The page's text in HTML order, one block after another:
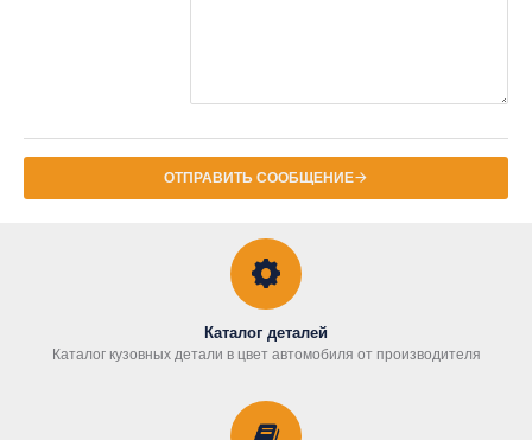
ОТПРАВИТЬ СООБЩЕНИЕ
Каталог деталей
Каталог кузовных детали в цвет автомобиля от производителя